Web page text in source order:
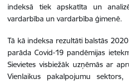
indeksā tiek apskatīta un
vardarbība un vardarbība ģimenē.
Tā kā indeksa rezultāti balstās
parāda Covid-19 pandēmijas
Sievietes visbiežāk uzņēmās ar
Vienlaikus pakalpojumu